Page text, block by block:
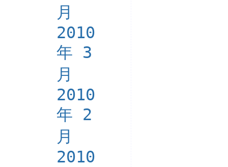
月
2010
年 3
月
2010
年 2
月
2010